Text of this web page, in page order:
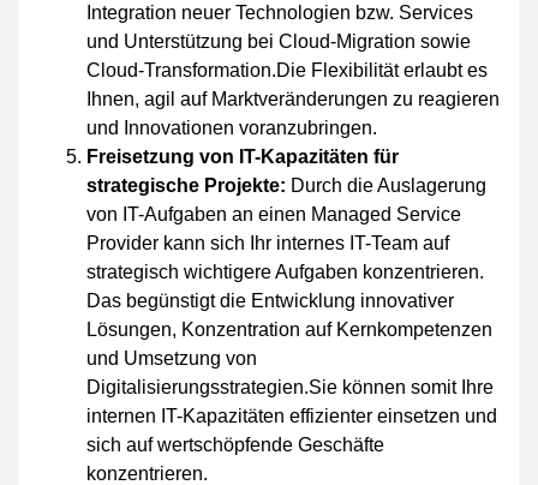
Integration neuer Technologien bzw. Services
und Unterstützung bei Cloud-Migration sowie
Cloud-Transformation.Die Flexibilität erlaubt es
Ihnen, agil auf Marktveränderungen zu reagieren
und Innovationen voranzubringen.
Freisetzung von IT-Kapazitäten für
strategische Projekte: Durch die Auslagerung
von IT-Aufgaben an einen Managed Service
Provider kann sich Ihr internes IT-Team auf
strategisch wichtigere Aufgaben konzentrieren.
Das begünstigt die Entwicklung innovativer
Lösungen, Konzentration auf Kernkompetenzen
und Umsetzung von
Digitalisierungsstrategien.Sie können somit Ihre
internen IT-Kapazitäten effizienter einsetzen und
sich auf wertschöpfende Geschäfte
konzentrieren.